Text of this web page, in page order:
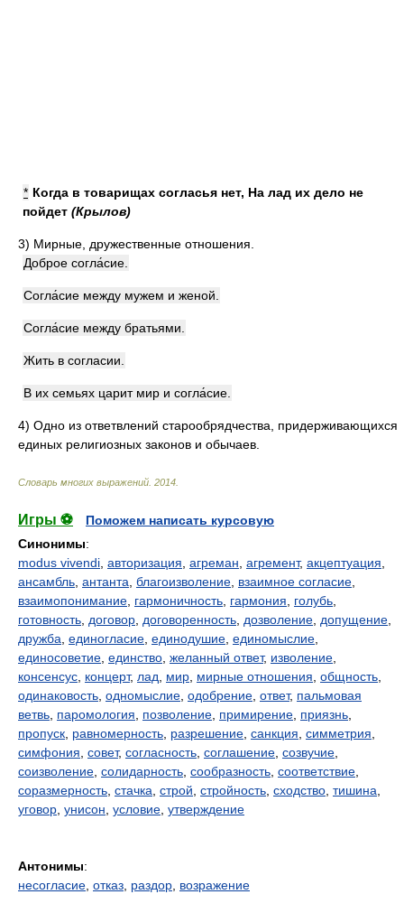
* Когда в товарищах согласья нет, На лад их дело не
пойдет (Крылов)
3) Мирные, дружественные отношения.
Доброе согла́сие.
Согла́сие между мужем и женой.
Согла́сие между братьями.
Жить в согласии.
В их семьях царит мир и согла́сие.
4) Одно из ответвлений старообрядчества, придерживающихся
единых религиозных законов и обычаев.
Словарь многих выражений 2014
Игры ⚽
Поможем написать курсовую
Синонимы:
modus vivendi авторизация агреман агремент, акцептуация
ансамбль антанта благоизволение взаимное согласие
взаимопонимание гармоничность гармония голубь
готовность договор договоренность дозволение допущение
дружба единогласие единодушие единомыслие
единосоветие единство желанный ответ, изволение
консенсус концерт, лад мир мирные отношения общность
одинаковость одномыслие одобрение ответ, пальмовая
ветвь паромология позволение примирение приязнь
пропуск равномерность разрешение санкция симметрия
симфония совет, согласность соглашение созвучие
соизволение солидарность сообразность соответствие
соразмерность стачка строй стройность сходство тишина
уговор унисон условие утверждение
Антонимы:
несогласие отказ раздор возражение